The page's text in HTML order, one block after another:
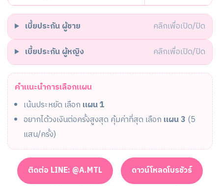
เบี้ยประกันผู้ชาย
คลิกเพื่อเปิด/ปิด
เบี้ยประกันผู้หญิง คลิกเพื่อเปิด/ปิด
คำแนะนำการเลือกแผน
เน้นประหยัด เลือก แผน 1
อยากได้วงเงินต่อครั้งสูงสุด คุ้มค่าที่สุด เลือก แผน 3 (5
แสน/ครั้ง)
ติดต่อ LINE: @A.MTL ดาวน์โหลดโบรชัวร์